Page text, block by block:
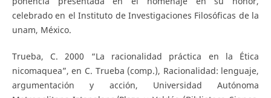
celebrado en el Instituto de Investigaciones Filosóficas de la
unam, México.
Trueba, C. 2000 “La racionalidad práctica en la Ética
nicomaquea”, en C. Trueba (comp.), Racionalidad: lenguaje,
argumentación y acción, Universidad Autónoma